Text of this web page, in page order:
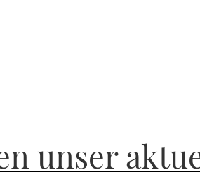
unser